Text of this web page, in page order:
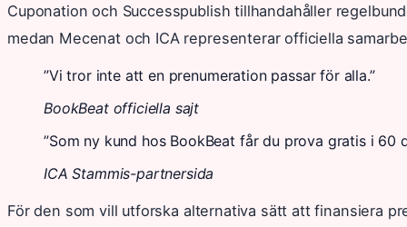
Cuponation och Successpublish tillhandahåller
medan Mecenat och ICA representerar officiella
”Vi tror inte att en prenumeration passar för alla.”
BookBeat officiella sajt
”Som ny kund hos BookBeat får du prova gratis i 60
ICA Stammis-partnersida
För den som vill utforska alternativa sätt att finansiera